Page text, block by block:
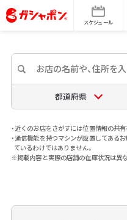
スケジュール
都道府県
・近くのお店をさがすには位置情報の共
・通信機能を持つマシンが設置してある
ているわけではありません。
※掲載内容と実際の店舗の在庫状況は異